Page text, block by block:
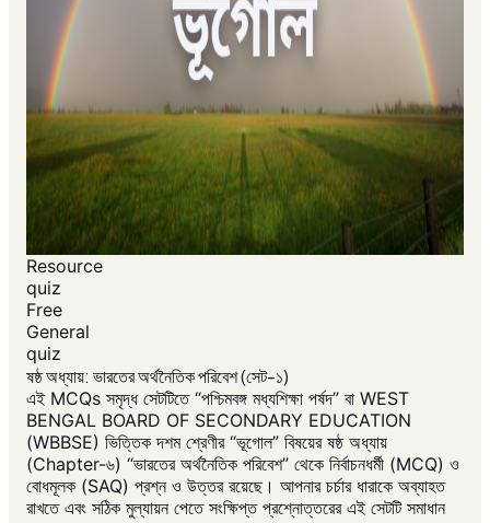
Resource
quiz
Free
General
quiz
ষষ্ঠ অধ্যায়: ভারতের অর্থনৈতিক পরিবেশ (সেট-১)
এই MCQs সমৃদ্ধ সেটটিতে “পশ্চিমবঙ্গ মধ্যশিক্ষা পর্ষদ” বা WEST
BENGAL BOARD OF SECONDARY EDUCATION
(WBBSE) ভিত্তিক দশম শ্রেণীর “ভূগোল” বিষয়ের ষষ্ঠ অধ্যায়
(Chapter-৬) “ভারতের অর্থনৈতিক পরিবেশ” থেকে নির্বাচনধর্মী (MCQ) ও
বোধমূলক (SAQ) প্রশ্ন ও উত্তর রয়েছে। আপনার চর্চার ধারাকে অব্যাহত
রাখতে এবং সঠিক মুল্যায়ন পেতে সংক্ষিপ্ত প্রশ্নোত্তরের এই সেটটি সমাধান